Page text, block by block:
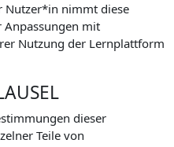
Nutzer*in nimmt diese
Anpassungen mit
Nutzung der Lernplattform
dieser
Teile von